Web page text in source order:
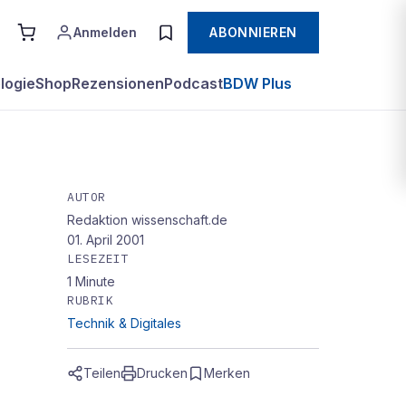
Anmelden ABONNIEREN
ShopRezensionenPodcastBDW Plus
AUTOR
Redaktion wissenschaft.de
01. April 2001
LESEZEIT
1 Minute
RUBRIK
Technik & Digitales
Teilen Drucken Merken